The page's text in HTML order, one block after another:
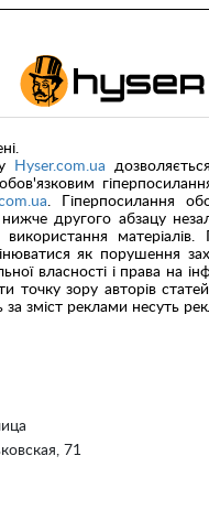
71
Hyser.com.ua
. Гіперпосилання
другого абзацу
використання
як порушення
власності і права на
точку зору авторів статей
за зміст реклами несуть